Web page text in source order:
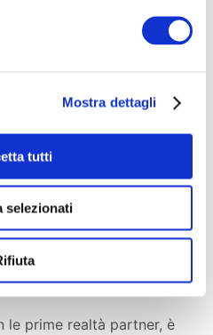
Mostra dettagli
tutti
selezionati
progetto è pensato per
non riescono a
posso rivelare troppi
e di tutela. Posso solo
di per sé, è già un
(e non solo), il che
in termini di
le prime realtà partner, è